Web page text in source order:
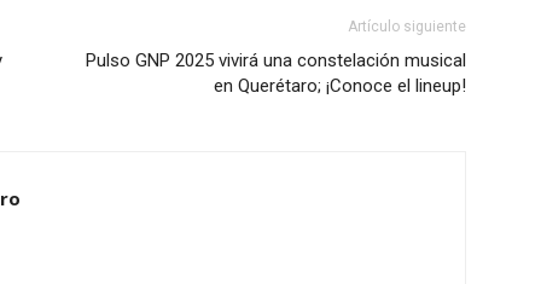
Artículo siguiente
Pulso GNP 2025 vivirá una constelación musical
en Querétaro; ¡Conoce el lineup!